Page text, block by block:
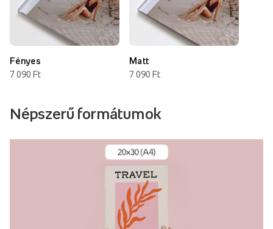
Fényes
7 090 Ft
Matt
7 090 Ft
Népszerű formátumok